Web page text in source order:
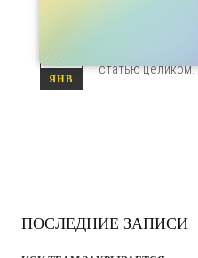
ЯНВ
статью целиком.
ПОСЛЕДНИЕ ЗАПИСИ